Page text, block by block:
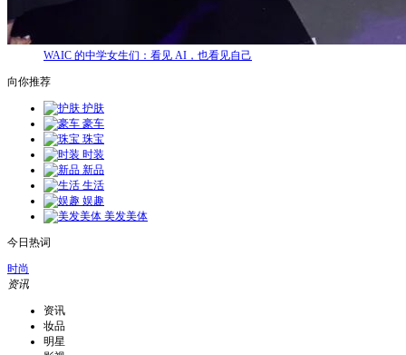
WAIC 的中学女生们：看见 AI，也看见自己
向你推荐
护肤
豪车
珠宝
时装
新品
生活
娱趣
美发美体
今日热词
时尚
资讯
资讯
妆品
明星